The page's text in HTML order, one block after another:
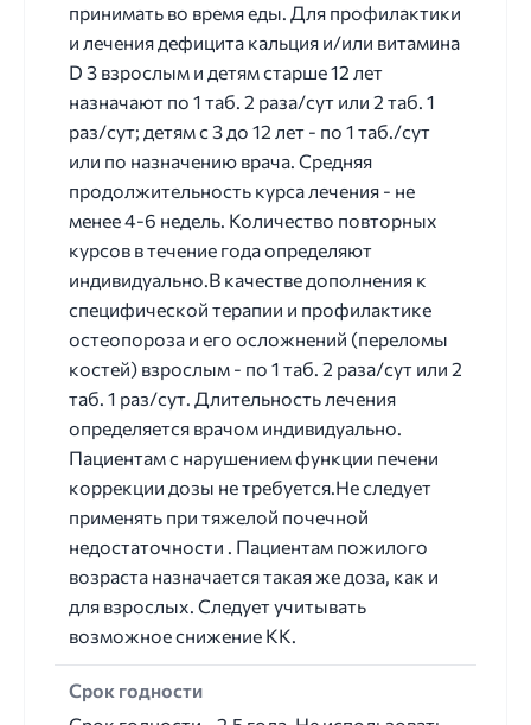
принимать во время еды. Для профилактики
и лечения дефицита кальция и/или витамина
D 3 взрослым и детям старше 12 лет
назначают по 1 таб. 2 раза/сут или 2 таб. 1
раз/сут; детям с 3 до 12 лет - по 1 таб./сут
или по назначению врача. Средняя
продолжительность курса лечения - не
менее 4-6 недель. Количество повторных
курсов в течение года определяют
индивидуально.В качестве дополнения к
специфической терапии и профилактике
остеопороза и его осложнений (переломы
костей) взрослым - по 1 таб. 2 раза/сут или 2
таб. 1 раз/сут. Длительность лечения
определяется врачом индивидуально.
Пациентам с нарушением функции печени
коррекции дозы не требуется.Не следует
применять при тяжелой почечной
недостаточности . Пациентам пожилого
возраста назначается такая же доза, как и
для взрослых. Следует учитывать
возможное снижение КК.
Срок годности